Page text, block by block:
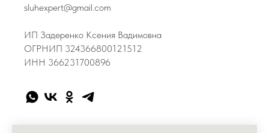
sluhexpert@gmail.com
ИП Задеренко Ксения Вадимовна
ОГРНИП 324366800121512
ИНН 366231700896